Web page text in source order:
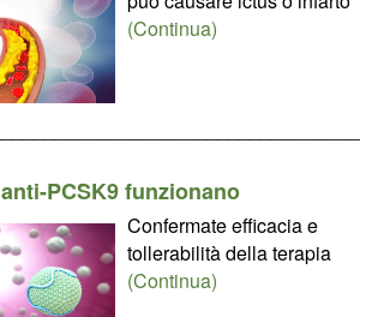
(Continua)
PCSK9 funzionano
Confermate efficacia e
tollerabilità della terapia
(Continua)